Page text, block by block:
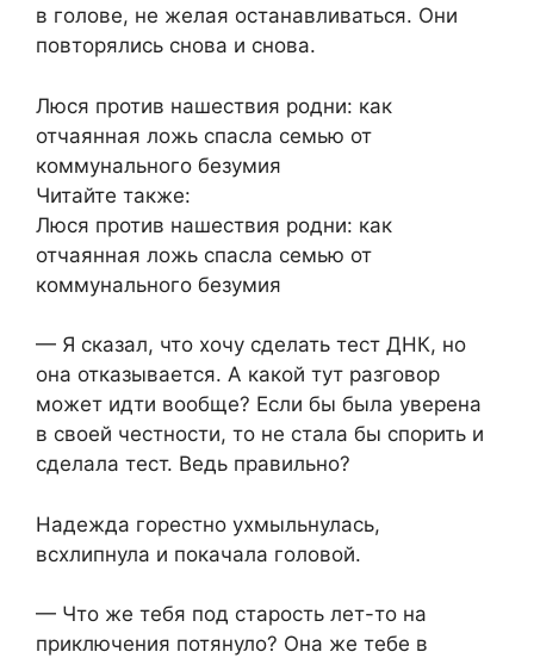
в голове, не желая останавливаться. Они
повторялись снова и снова.
Люся против нашествия родни: как
отчаянная ложь спасла семью от
коммунального безумия
Читайте также:
Люся против нашествия родни: как
отчаянная ложь спасла семью от
коммунального безумия
— Я сказал, что хочу сделать тест ДНК, но
она отказывается. А какой тут разговор
может идти вообще? Если бы была уверена
в своей честности, то не стала бы спорить и
сделала тест. Ведь правильно?
Надежда горестно ухмыльнулась,
всхлипнула и покачала головой.
— Что же тебя под старость лет-то на
приключения потянуло? Она же тебе в